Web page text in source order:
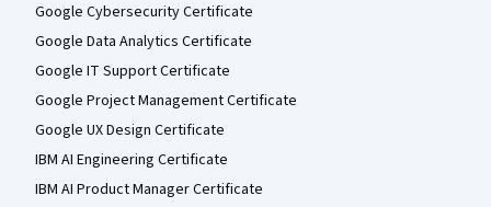
Google Cybersecurity Certificate
Google Data Analytics Certificate
Google IT Support Certificate
Google Project Management Certificate
Google UX Design Certificate
IBM AI Engineering Certificate
IBM AI Product Manager Certificate